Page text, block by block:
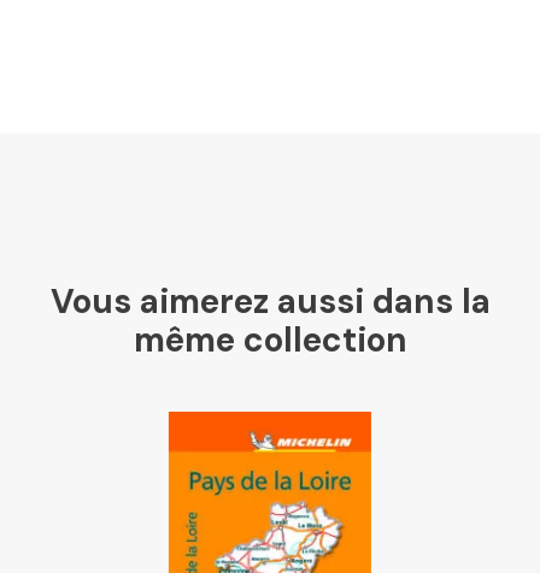
Mollat
Chapitre
Vous aimerez aussi dans la
même collection